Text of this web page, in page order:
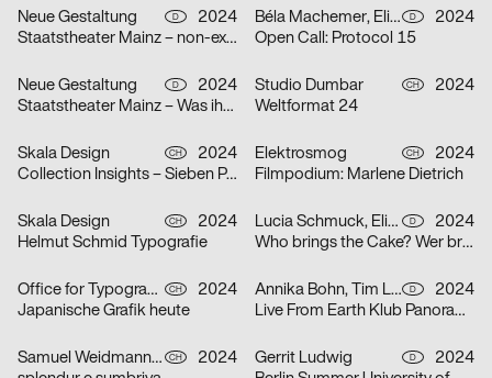
Neue Gestaltung D
2024
Staatstheater Mainz – non-existent
Béla Machemer, Eli Zaza Moysiopoulou, Nora Veismann, Konstantin Wagner, Gerrit Ludwig D
2024
Open Call: Protocol 15
Neue Gestaltung D
2024
Staatstheater Mainz – Was ihr wollt
Studio Dumbar CH
2024
Weltformat 24
Skala Design CH
2024
Collection Insights – Sieben Perspektiven
Elektrosmog CH
2024
Filmpodium: Marlene Dietrich
Skala Design CH
2024
Helmut Schmid Typografie
Lucia Schmuck, Elisabeth Thoma D
2024
Who brings the Cake? Wer bringt den Kuchen?
Office for Typography CH
2024
Japanische Grafik heute
Annika Bohn, Tim Lindacher, Johannes Schreiner, Nina Sticher D
2024
Live From Earth Klub Panorama Bar
Samuel Weidmann, Coralie Wipf CH
2024
Gerrit Ludwig D
2024